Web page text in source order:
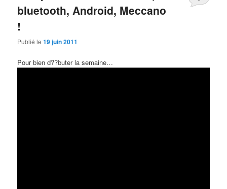
bluetooth, Android, Meccano
!
Publié le19 juin 2011
Pour bien d??buter la semaine…